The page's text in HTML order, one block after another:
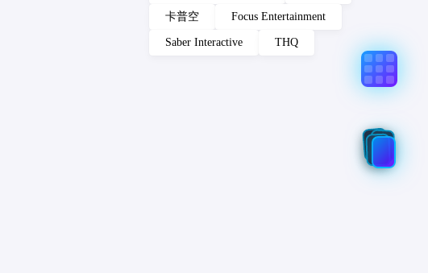
卡普空 Focus Entertainment
Saber Interactive THQ